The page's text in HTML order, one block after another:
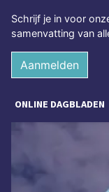
Schrijf je in voor
samenvatting van
Aanmelden
ONLINE DAGBLADEN